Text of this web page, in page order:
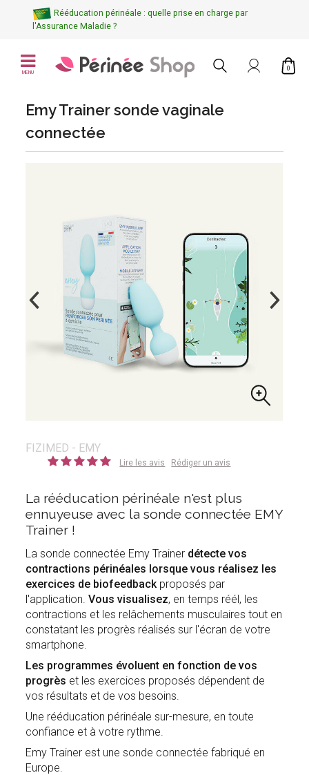
Rééducation périnéale : quelle prise en charge par
l'Assurance Maladie ?
MENU
0
Emy Trainer sonde vaginale
connectée
FIZIMED - EMY
Lire les avis Rédiger un avis
La rééducation périnéale n'est plus
ennuyeuse avec la sonde connectée EMY
Trainer !
La sonde connectée Emy Trainer détecte vos
contractions périnéales lorsque vous réalisez les
exercices de biofeedback proposés par
l'application.Vous visualisez, en temps réél, les
contractions et les relâchements musculaires tout en
constatant les progrès réalisés sur l'écran de votre
smartphone.
Les programmes évoluent en fonction de vos
progrès et les exercices proposés dépendent de
vos résultats et de vos besoins.
Une rééducation périnéale sur-mesure, en toute
confiance et à votre rythme.
Emy Trainer est une sonde connectée fabriqué en
Europe.